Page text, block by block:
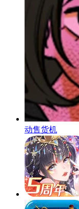
动售货机